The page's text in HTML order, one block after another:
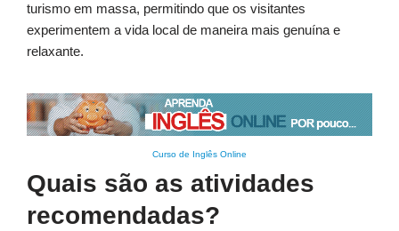
turismo em massa, permitindo que os visitantes
experimentem a vida local de maneira mais genuína e
relaxante.
Curso de Inglês Online
Quais são as atividades
recomendadas?